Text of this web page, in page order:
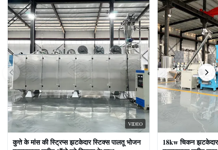
VIDEO
कुत्ते के मांस की स्ट्रिप्स झटकेदार स्टिक्स पालतू भोजन
18kw चिकन झटकेदार